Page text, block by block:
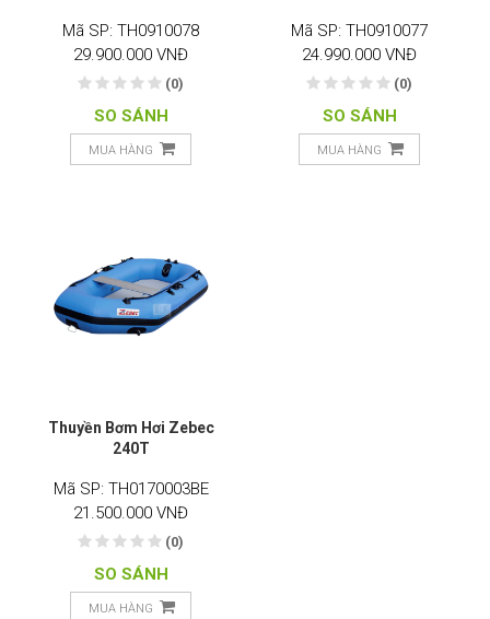
Mã SP: TH0910078
29.900.000 VNĐ
(0)
SO SÁNH
MUA HÀNG
Mã SP: TH0910077
24.990.000 VNĐ
(0)
SO SÁNH
MUA HÀNG
Thuyền Bơm Hơi Zebec
240T
Mã SP: TH0170003BE
21.500.000 VNĐ
(0)
SO SÁNH
MUA HÀNG